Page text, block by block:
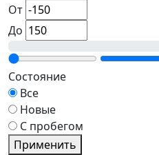
От
До
Состояние
Все
Новые
С пробегом
Применить